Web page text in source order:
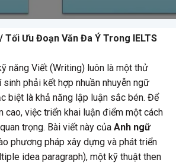
/ Tối Ưu Đoạn Văn Đa Ý Trong IELTS
năng Viết (Writing) luôn là một thử
phải kết hợp nhuần nhuyễn ngữ
biệt là khả năng lập luận sắc bén. Để
việc triển khai luận điểm một cách
trọng. Bài viết này của Anh ngữ
phương pháp xây dựng và phát triển
idea paragraph), một kỹ thuật then